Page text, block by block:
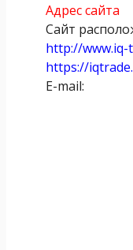
Адрес сайта
Сайт
http://www.iq-
https://
E-mail: